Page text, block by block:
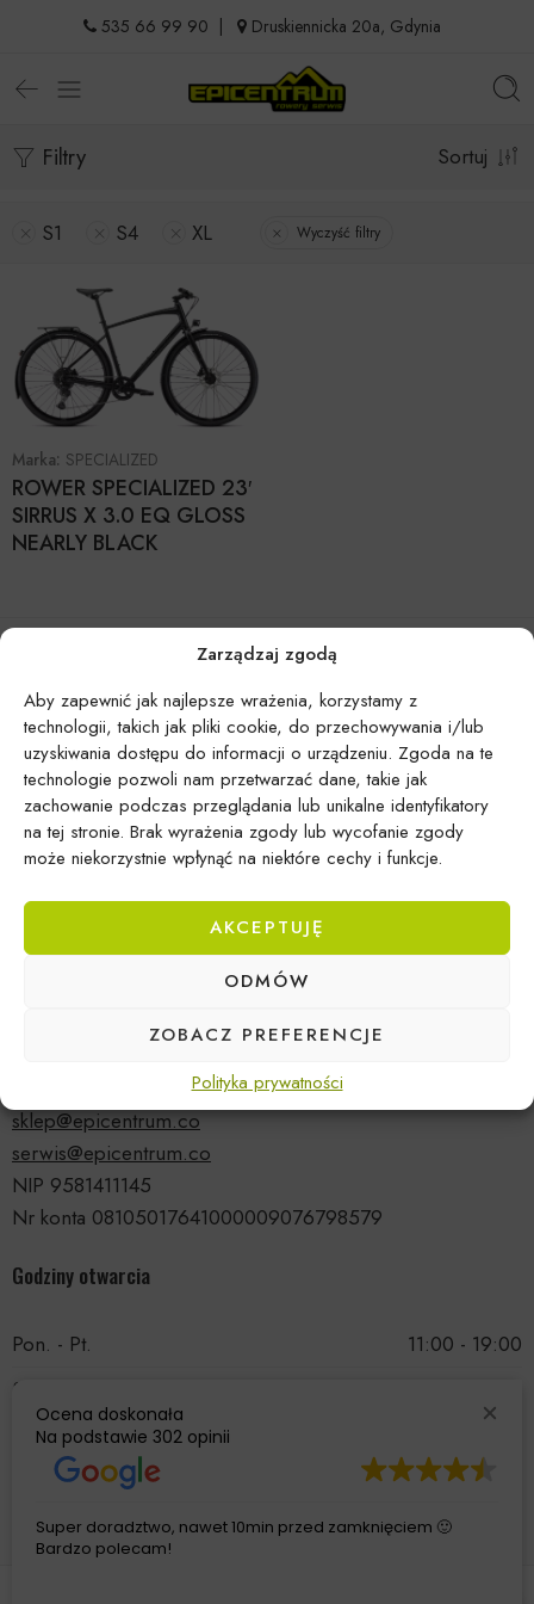
Zarządzaj zgodą
Aby zapewnić jak najlepsze wrażenia, korzystamy z
technologii, takich jak pliki cookie, do przechowywania i/lub
uzyskiwania dostępu do informacji o urządzeniu. Zgoda na te
technologie pozwoli nam przetwarzać dane, takie jak
zachowanie podczas przeglądania lub unikalne identyfikatory
na tej stronie. Brak wyrażenia zgody lub wycofanie zgody
może niekorzystnie wpłynąć na niektóre cechy i funkcje.
AKCEPTUJĘ
ODMÓW
ZOBACZ PREFERENCJE
Polityka prywatności
535 66 99 90 Druskiennicka 20a, Gdynia
Filtry Sortuj
S1 S4 XL Wyczyść filtry
Marka: SPECIALIZED
ROWER SPECIALIZED 23′
SIRRUS X 3.0 EQ GLOSS
NEARLY BLACK
Epicentrum Gdynia Wielki Kack
ul. Druskiennicka 20a
sklep@epicentrum.co
serwis@epicentrum.co
NIP 9581411145
Nr konta 08105017641000009076798579
Godziny otwarcia
Pon. - Pt.
11:00 - 19:00
Sobota
Niedziela
Ocena doskonała
Na podstawie 302 opinii
Super doradztwo, nawet 10min przed zamknięciem 🙂
Bardzo polecam!